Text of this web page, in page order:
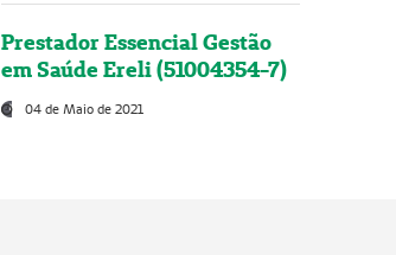
Prestador Essencial Gestão
em Saúde Ereli (51004354-7)
04 de Maio de 2021